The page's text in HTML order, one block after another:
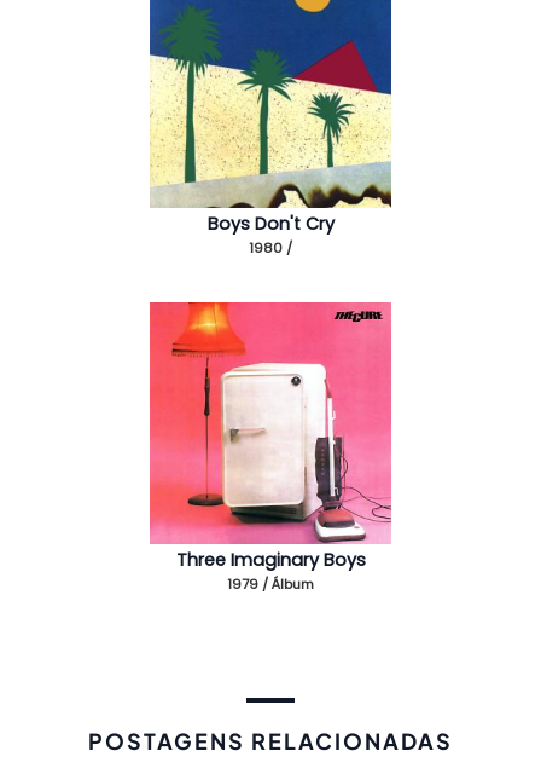
Boys Don't Cry
1980 /
Three Imaginary Boys
1979 / Álbum
POSTAGENS RELACIONADAS